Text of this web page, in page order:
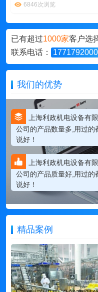
6846次浏览
已有超过1000家客户选
联系电话：
我们的优势
上海利政机电设备有限
公司的产品数量多,用过的
说好！
上海利政机电设备有限
公司的产品质量好,用过的
说好！
精品案例